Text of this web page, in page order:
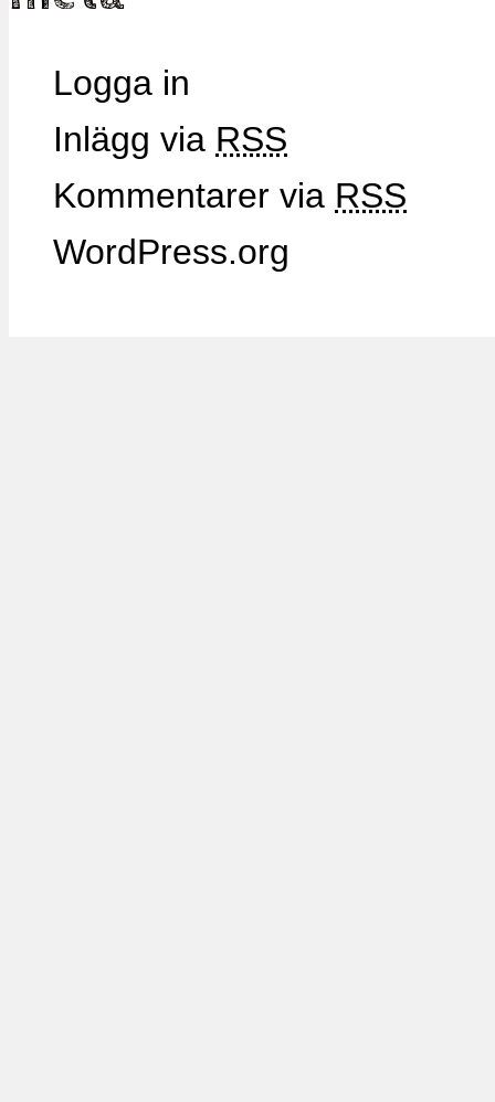
Logga in
Inlägg via RSS
Kommentarer via RSS
WordPress.org